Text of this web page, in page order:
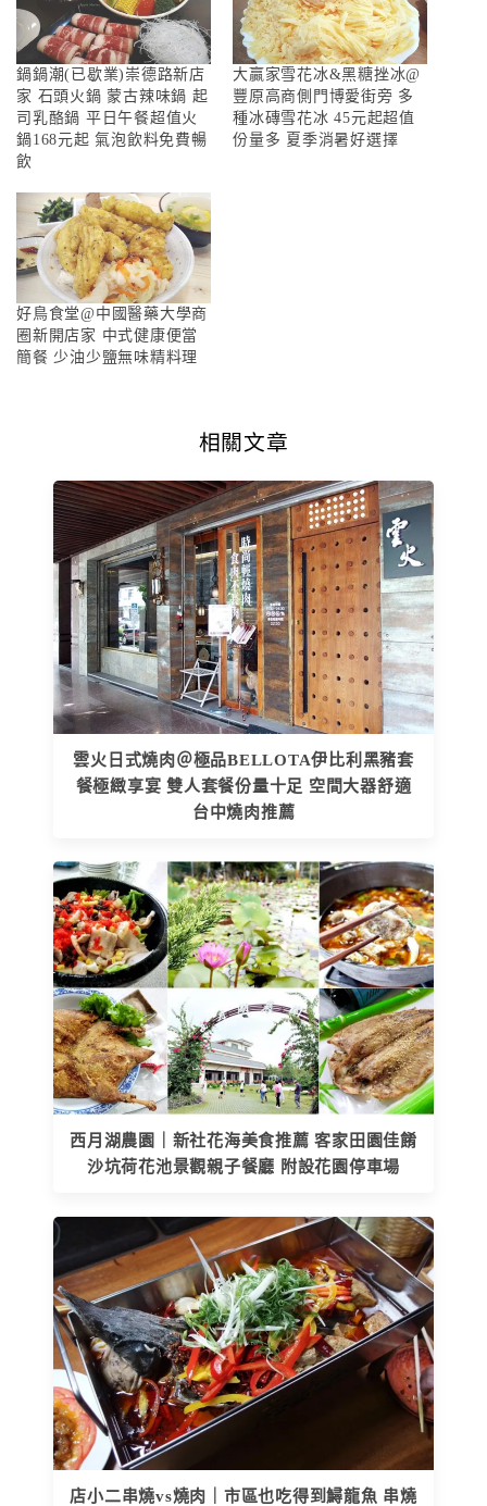
鍋鍋潮(已歇業)崇德路新店
家 石頭火鍋 蒙古辣味鍋 起
司乳酪鍋 平日午餐超值火
鍋168元起 氣泡飲料免費暢
飲
大贏家雪花冰&黑糖挫冰@
豐原高商側門博愛街旁 多
種冰磚雪花冰 45元起超值
份量多 夏季消暑好選擇
好鳥食堂@中國醫藥大學商
圈新開店家 中式健康便當
簡餐 少油少鹽無味精料理
相關文章
雲火日式燒肉＠極品BELLOTA伊比利黑豬套
餐極緻享宴 雙人套餐份量十足 空間大器舒適
台中燒肉推薦
西月湖農園｜新社花海美食推薦 客家田園佳餚
沙坑荷花池景觀親子餐廳 附設花園停車場
店小二串燒vs燒肉｜市區也吃得到鱘龍魚 串燒